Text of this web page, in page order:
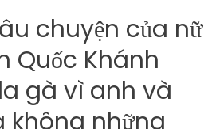
chuyện của nữ
Quốc Khánh
gà vì anh và
không những